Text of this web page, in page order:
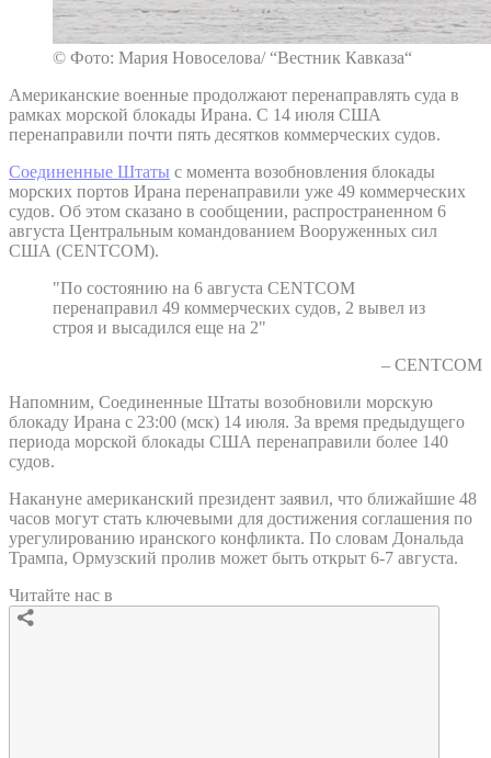
© Фото: Мария Новоселова/ “Вестник Кавказа“
Американские военные продолжают перенаправлять суда в
рамках морской блокады Ирана. С 14 июля США
перенаправили почти пять десятков коммерческих судов.
Соединенные Штаты с момента возобновления блокады
морских портов Ирана перенаправили уже 49 коммерческих
судов. Об этом сказано в сообщении, распространенном 6
августа Центральным командованием Вооруженных сил
США (CENTCOM).
"По состоянию на 6 августа CENTCOM
перенаправил 49 коммерческих судов, 2 вывел из
строя и высадился еще на 2"
– CENTCOM
Напомним, Соединенные Штаты возобновили морскую
блокаду Ирана с 23:00 (мск) 14 июля. За время предыдущего
периода морской блокады США перенаправили более 140
судов.
Накануне американский президент заявил, что ближайшие 48
часов могут стать ключевыми для достижения соглашения по
урегулированию иранского конфликта. По словам Дональда
Трампа, Ормузский пролив может быть открыт 6-7 августа.
Читайте нас в